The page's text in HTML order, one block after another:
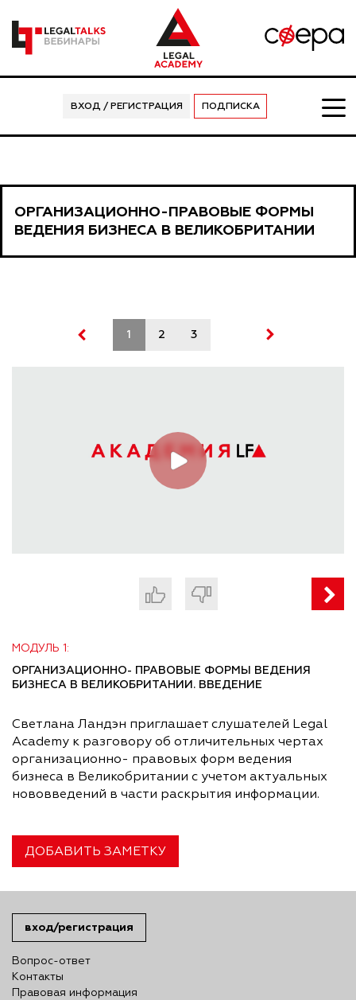
ВХОД / РЕГИСТРАЦИЯ ПОДПИСКА
ОРГАНИЗАЦИОННО-ПРАВОВЫЕ ФОРМЫ
ВЕДЕНИЯ БИЗНЕСА В ВЕЛИКОБРИТАНИИ
1 2 3
МОДУЛЬ 1:
ОРГАНИЗАЦИОННО- ПРАВОВЫЕ ФОРМЫ ВЕДЕНИЯ
БИЗНЕСА В ВЕЛИКОБРИТАНИИ. ВВЕДЕНИЕ
Светлана Ландэн приглашает слушателей Legal
Academy к разговору об отличительных чертах
организационно- правовых форм ведения
бизнеса в Великобритании с учетом актуальных
нововведений в части раскрытия информации.
ДОБАВИТЬ ЗАМЕТКУ
вход/регистрация
Вопрос-ответ
Контакты
Правовая информация